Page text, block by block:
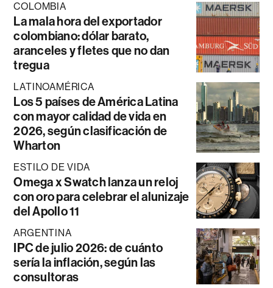
COLOMBIA
La mala hora del exportador
colombiano: dólar barato,
aranceles y fletes que no dan
tregua
LATINOAMÉRICA
Los 5 países de América Latina
con mayor calidad de vida en
2026, según clasificación de
Wharton
ESTILO DE VIDA
Omega x Swatch lanza un reloj
con oro para celebrar el alunizaje
del Apollo 11
ARGENTINA
IPC de julio 2026: de cuánto
sería la inflación, según las
consultoras